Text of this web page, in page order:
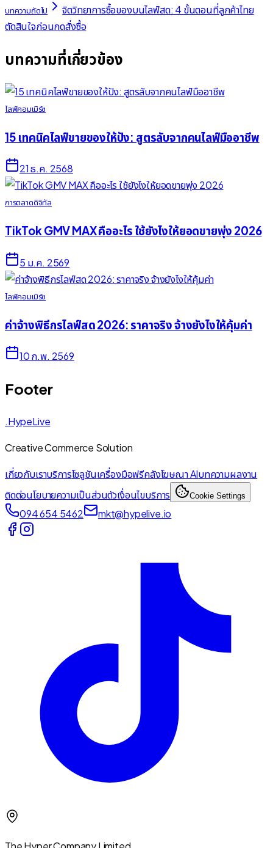
บทความถัดไป
จิตวิทยาการซื้อของบนไลฟ์สด: 4 ขั้นตอนที่ลูกค้าไทย
ตัดสินใจก่อนกดสั่งซื้อ
บทความที่เกี่ยวข้อง
ไลฟ์คอมเมิร์ซ
15 เทคนิคไลฟ์ขายของให้ปัง: สูตรลับจากคนไลฟ์มืออาชีพ
21 ธ.ค. 2568
การตลาดดิจิทัล
TikTok GMV MAX คืออะไร ใช้ยังไงให้ยอดขายพุ่ง 2026
5 ม.ค. 2569
ไลฟ์คอมเมิร์ซ
ค่าจ้างพิธีกรไลฟ์สด 2026: ราคาจริง จ้างยังไงให้คุ้มค่า
10 ก.พ. 2569
Footer
.HypeLive
Creative Commerce Solution
เกี่ยวกับเราบริการโซลูชันเครื่องมือฟรีคลังโฆษณา AIบทความผลงาน
ติดต่อนโยบายความเป็นส่วนตัวเงื่อนไขบริการ Cookie Settings
094 654 5462 mkt@hypelive.io